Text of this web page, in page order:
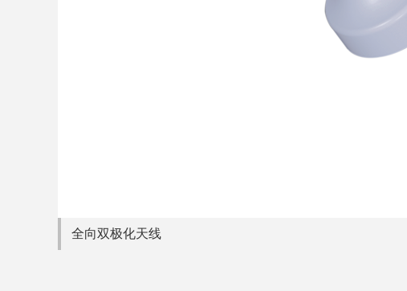
全向双极化天线